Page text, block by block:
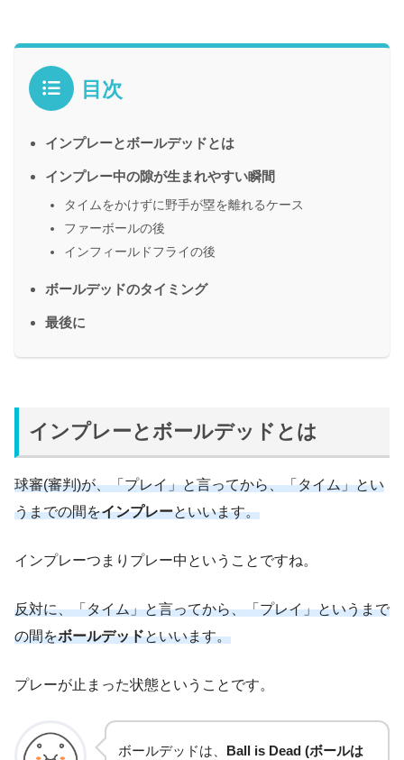
目次
インプレーとボールデッドとは
インプレー中の隙が生まれやすい瞬間
タイムをかけずに野手が塁を離れるケース
ファーボールの後
インフィールドフライの後
ボールデッドのタイミング
最後に
インプレーとボールデッドとは
球審(審判)が、「プレイ」と言ってから、「タイム」とい
うまでの間をインプレーといいます。
インプレーつまりプレー中ということですね。
反対に、「タイム」と言ってから、「プレイ」というまで
の間をボールデッドといいます。
プレーが止まった状態ということです。
ボールデッドは、 Ball is Dead (ボールは